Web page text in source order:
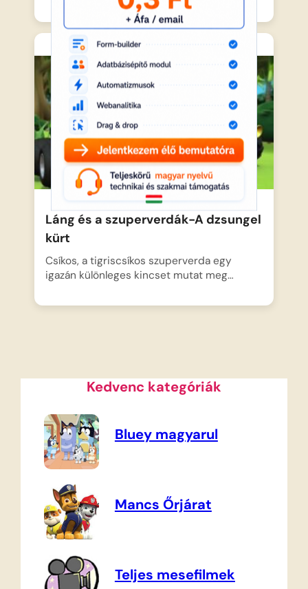
Láng és a szuperverdák-A dzsungel
kürt
Csíkos, a tigriscsíkos szuperverda egy
igazán különleges kincset mutat meg…
Kedvenc kategóriák
Bluey magyarul
Mancs Őrjárat
Teljes mesefilmek